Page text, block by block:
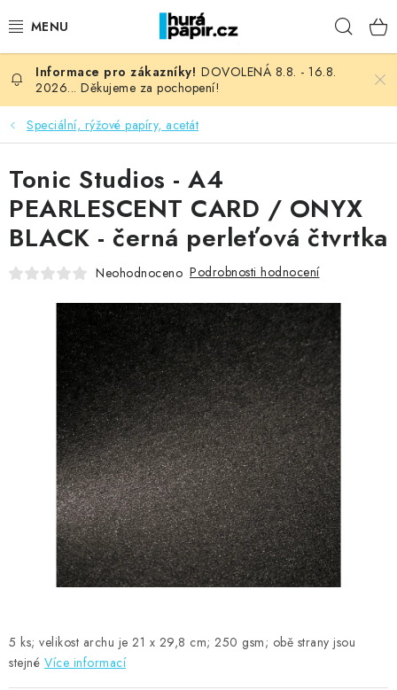
na
NOVINKY
HURÁ DÍLNA
VŠECHNO ZBOŽÍ
KNIHAŘSKÝ MATERIÁL
OBLÍBENÉ ♥️
FOTORECENZE
MOJE OBJEDNÁVKA
ZNAČKY
Doprava Kontakty Moje objednávka
Oblíbené ♥️
Hodnocení obchodu
Obchodní podmínky
Podmínky ochrany osobních údajů
Ověřování recenzí
Jak nakupovat
DOVOLENÁ 8.8. - 16.8.
2026... Děkujeme za pochopení!
Speciální, rýžové papíry, acetát
5 ks; velikost archu je 21 x 29,8 cm; 250 gsm; obě strany jsou
stejné Více informací
Tonic Studios - A4
PEARLESCENT CARD / ONYX
BLACK - černá perleťová čtvrtka
Neohodnoceno Podrobnosti hodnocení